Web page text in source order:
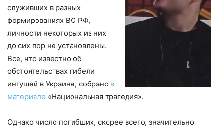
служивших в разных
формированиях ВС РФ,
личности некоторых из них
до сих пор не установлены.
Все, что известно об
обстоятельствах гибели
ингушей в Украине, собрано в
материале «Национальная трагедия».
Однако число погибших, скорее всего, значительно